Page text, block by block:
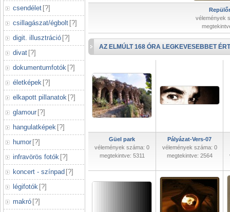
csendélet [?]
csillagászat/égbolt [?]
digit. illusztráció [?]
divat [?]
dokumentumfotók [?]
életképek [?]
elkapott pillanatok [?]
glamour [?]
hangulatképek [?]
humor [?]
infravörös fotók [?]
koncert - színpad [?]
légifotók [?]
makró [?]
vélemények
AZ ELMÚLT 168 ÓRA LEGKEVESEBBET
Güel park
vélemények száma: 0
megtekintve: 5311
Pályázat-Vers-07
vélemények száma: 0
megtekintve: 2564